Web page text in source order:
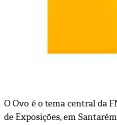
O Ovo é o tema central da
de Exposições, em